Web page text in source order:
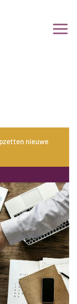
nieuwe